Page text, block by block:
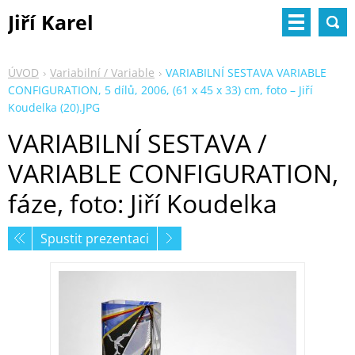
Jiří Karel
ÚVOD Variabilní / Variable
VARIABILNÍ SESTAVA VARIABLE
CONFIGURATION, 5 dílů, 2006, (61 x 45 x 33) cm, foto – Jiří
Koudelka (20).JPG
VARIABILNÍ SESTAVA /
VARIABLE CONFIGURATION,
fáze, foto: Jiří Koudelka
Spustit prezentaci